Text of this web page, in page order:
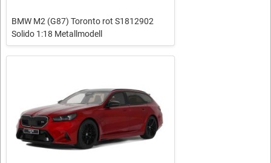
BMW M2 (G87) Toronto rot S1812902
Solido 1:18 Metallmodell